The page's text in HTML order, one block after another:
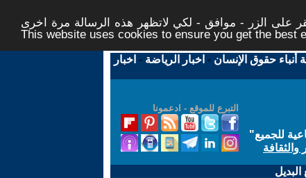
على الزر - موافق - لكي لاتظهر هذه الرسالة مرة اخرى -
This website uses cookies to ensure you get the best
أنباء حقوق الإنسان - اخبار الرياضة - اخبار
التبرع للموقع - ادعمونا
للجميع"